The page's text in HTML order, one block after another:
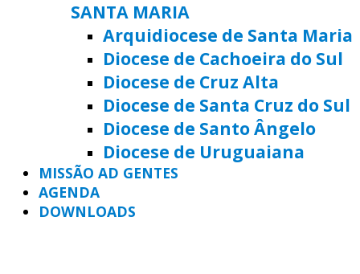
SANTA MARIA
Arquidiocese de Santa Maria
Diocese de Cachoeira do Sul
Diocese de Cruz Alta
Diocese de Santa Cruz do Sul
Diocese de Santo Ângelo
Diocese de Uruguaiana
MISSÃO AD GENTES
AGENDA
DOWNLOADS